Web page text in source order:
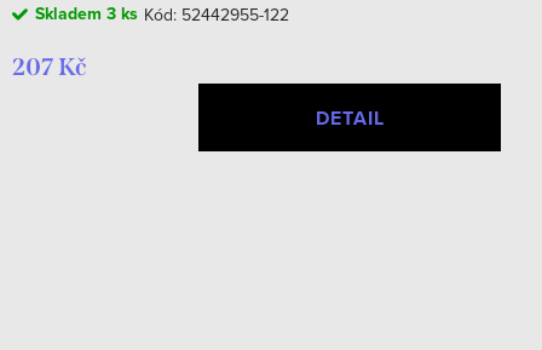
Skladem 3 ks Kód: 52442955-122
207 Kč
DETAIL